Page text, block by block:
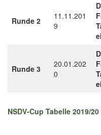
Runde 2
11.11.201
9
Runde 3
20.01.202
0
NSDV-Cup Tabelle 2019/20